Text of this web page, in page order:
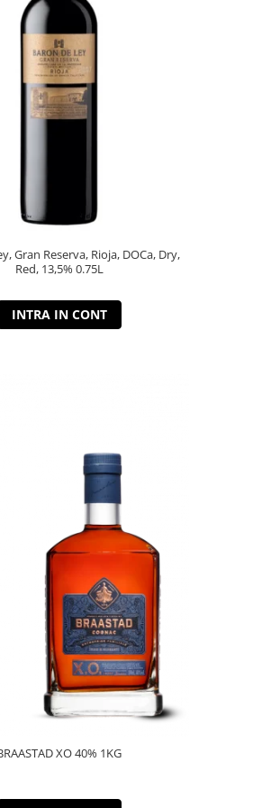
Gran Reserva, Rioja, DOCa, Dry,
Red, 13,5% 0.75L
INTRA IN CONT
XO 40% 1KG